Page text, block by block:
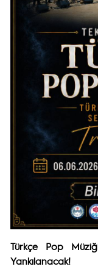
Türkçe Pop
Yankılanacak!